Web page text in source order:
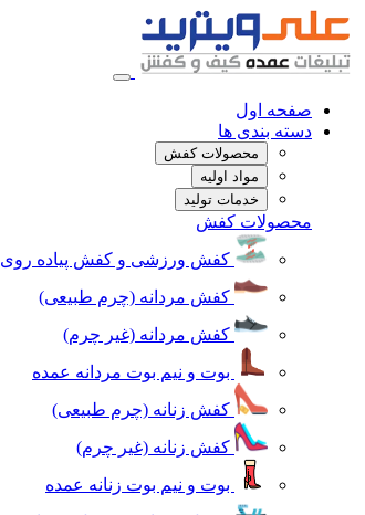
صفحه اول
دسته بندی ها
محصولات کفش
مواد اولیه
خدمات تولید
محصولات کفش
کفش ورزشی و کفش پیاده روی
کفش مردانه (چرم طبیعی)
کفش مردانه (غیر چرم)
بوت و نیم بوت مردانه عمده
کفش زنانه (چرم طبیعی)
کفش زنانه (غیر چرم)
بوت و نیم بوت زنانه عمده